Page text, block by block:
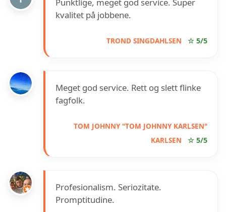
Punktlige, meget god service. Super
kvalitet på jobbene.
TROND SINGDAHLSEN ☆ 5/5
Meget god service. Rett og slett flinke
fagfolk.
TOM JOHNNY "TOM JOHNNY KARLSEN"
KARLSEN
☆ 5/5
Profesionalism. Seriozitate.
Promptitudine.